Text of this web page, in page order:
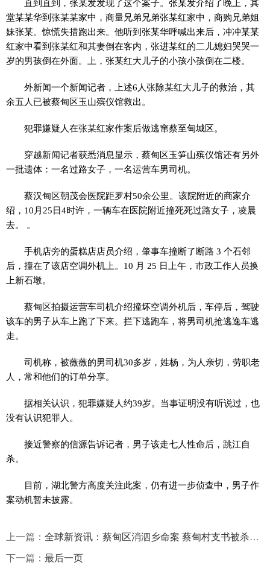
直到直到，张某发发现了这个案子。张某发介绍了晚上，其
堂某某华到张某某家中，商量兄弟兄弟张某红家中，商购兄弟姐
妹张某。惊慌失措跑出来。他听到张某华呼喊出来后，冲冲某某
红家中看到张某红和其妻倒在客内，张进某红的二儿媳妇哭哭一
岁的男孩倒在外面。上，张某红大儿子的小孩小孩倒在二楼。
外新闻一个新闻记者，上述6人张除某红大儿子的救治，其
余五人已被蔡甸区玉山殡仪馆救出。
犯罪嫌疑人在张某红家作案后做逃窜蔡至甸城区。
穿越新闻记者获悉消息显示，蔡甸区玉笋山殡仪馆还有另外
一批遗体：一名过路女子，一名运营车男司机。
蔡汉甸区朝茂会医院距罗村50余公里。该院附近的商家介
绍，10月25日4时许，一辆车在医院附近撞死死过路女子，凌晨
去。 。
手机店旁的蛋糕店店员介绍，肇事车撞断了断路 3 个石邻
后，撞在了该店空调外机上。10 月 25 日上午，市政工作人员换
上新石墩。
蔡甸区拍摄运营车司机介绍撞坏空调外机后，车停后，驾驶
该车的男子从车上跑了下来。拦下逃跑车，将男司机抢逃逸车逃
走。
司机称，被薇薇的男司机30多岁，姓杨，为人亲切，劳职老
人，常和他们的订单分享。
据相关认识，犯罪嫌疑人约39岁。当事证明没有听说过，也
没有认识犯罪人。
接近警察的信源告诉记者，男子该走七人性命后，跳江自
杀。
目前，湖北警方高度关注此案，仍有进一步侦查中，男子作
案动机暂未披露。
上一篇： 全球新资讯：蔡甸区消泗乡命案 蔡甸村支书被杀事件始末2021最新消息进展
下一篇： 最后一页